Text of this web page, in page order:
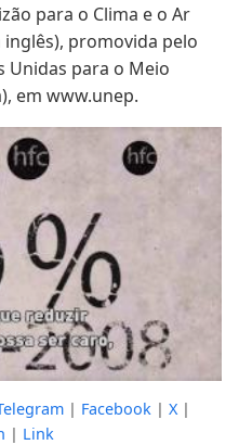
para o Clima e o Ar
inglês), promovida pelo
Unidas para o Meio
em www.unep.
| Facebook | X|
| Link